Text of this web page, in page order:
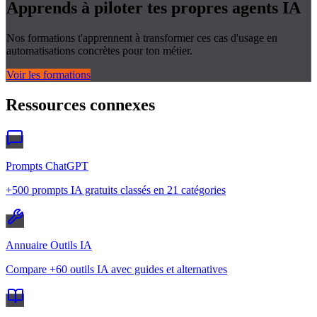
Apprends à piloter tes propres agents IA
Nos formations t'apprennent à transformer ces cas d'usage en
automatisations concrètes pour ton métier.
Voir les formations
Ressources connexes
Prompts ChatGPT
+500 prompts IA gratuits classés en 21 catégories
Annuaire Outils IA
Compare +60 outils IA avec guides et alternatives